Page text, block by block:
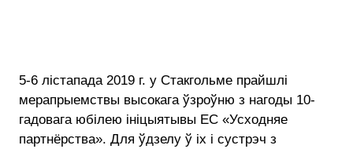
5-6 лістапада 2019 г. у Стакгольме прайшлі
мерапрыемствы высокага ўзроўню з нагоды 10-
гадовага юбілею ініцыятывы ЕС «Усходняе
партнёрства». Для ўдзелу ў іх і сустрэч з